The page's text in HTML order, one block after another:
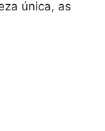
única, as